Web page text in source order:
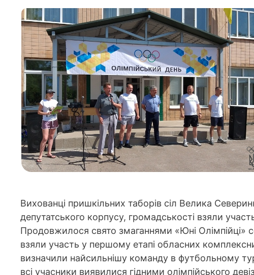
Вихованці пришкільних таборів сіл Велика
депутатського корпусу, громадськості взяли
Продовжилося свято змаганнями «Юні Олімпійці»
взяли участь у першому етапі обласних
визначили найсильнішу команду в футбольному
всі учасники виявилися гідними олімпійського